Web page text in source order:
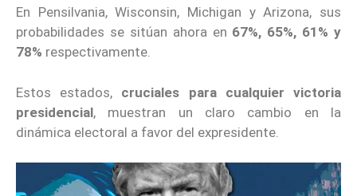
En Pensilvania, Wisconsin, Michigan y Arizona, sus
probabilidades se sitúan ahora en 67%, 65%, 61% y
78% respectivamente.
Estos estados, cruciales para cualquier victoria
presidencial, muestran un claro cambio en la
dinámica electoral a favor del expresidente.